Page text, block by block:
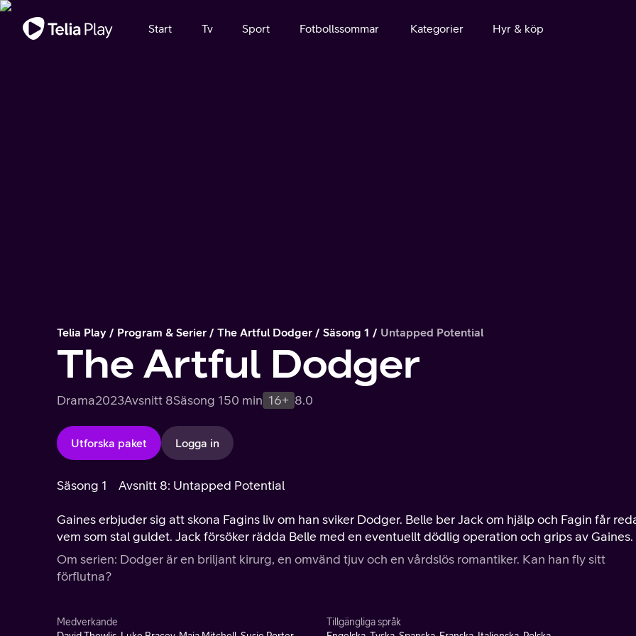
Viktigt meddelande
Start Tv Sport Fotbollssommar Kategorier Hyr & köp
Telia Play Program & Serier The Artful Dodger Säsong 1 Untapped Potential
The Artful Dodger
Drama2023Avsnitt 8Säsong 150 min 16+ 8.0
Utforska paket Logga in
Säsong 1 Avsnitt 8: Untapped Potential
Gaines erbjuder sig att skona Fagins liv om han sviker Dodger. Belle ber Jack om hjälp och Fagin får
vem som stal guldet. Jack försöker rädda Belle med en eventuellt dödlig operation och grips av Gaines.
Om serien: Dodger är en briljant kirurg, en omvänd tjuv och en vårdslös romantiker. Kan han fly sitt
förflutna?
Medverkande
Tillgängliga språk